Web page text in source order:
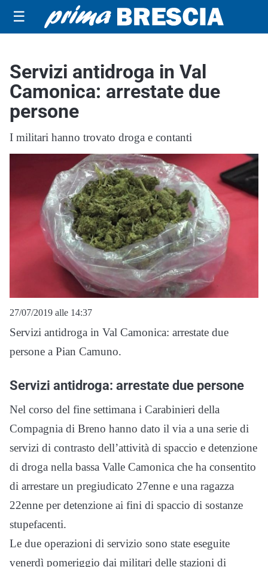
☰
Servizi antidroga in Val
Camonica: arrestate due
persone
I militari hanno trovato droga e contanti
27/07/2019 alle 14:37
Servizi antidroga in Val Camonica: arrestate due
persone a Pian Camuno.
Servizi antidroga: arrestate due persone
Nel corso del fine settimana i Carabinieri della
Compagnia di Breno hanno dato il via a una serie di
servizi di contrasto dell’attività di spaccio e detenzione
di droga nella bassa Valle Camonica che ha consentito
di arrestare un pregiudicato 27enne e una ragazza
22enne per detenzione ai fini di spaccio di sostanze
stupefacenti.
Le due operazioni di servizio sono state eseguite
venerdì pomeriggio dai militari delle stazioni di